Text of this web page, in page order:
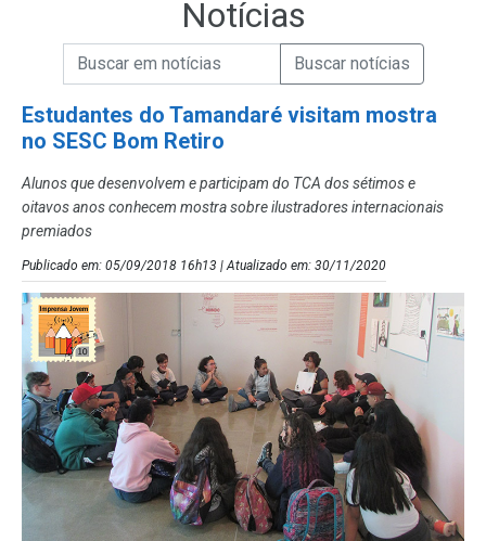
Notícias
Campo de Busca de Notícias
Campo de Busca de informaçõesEnviar a Busca de Notícias
Estudantes do Tamandaré visitam mostra
no SESC Bom Retiro
Alunos que desenvolvem e participam do TCA dos sétimos e
oitavos anos conhecem mostra sobre ilustradores internacionais
premiados
Publicado em: 05/09/2018 16h13 | Atualizado em: 30/11/2020